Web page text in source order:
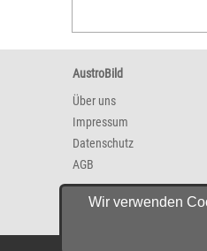
AustroBild
Über uns
Impressum
Datenschutz
AGB
Wir verwenden